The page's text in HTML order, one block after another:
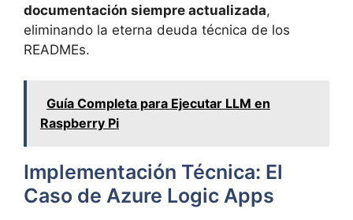
documentación siempre actualizada,
eliminando la eterna deuda técnica de los
READMEs.
Guía Completa para Ejecutar LLM en
Raspberry Pi
Implementación Técnica: El
Caso de Azure Logic Apps